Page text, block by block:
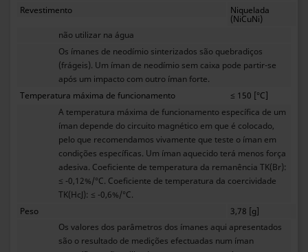
Revestimento
Niquelada
(NiCuNi)
não utilizar na água
Os ímanes de neodímio sinterizados são quebradiços
(frágeis). Um íman de neodímio sem caixa pode partir-se
após um impacto com outro íman forte.
Temperatura máxima de funcionamento
≤ 150 [°C]
A temperatura máxima de funcionamento específica de um
íman depende do circuito magnético em que é colocado,
pelo que recomendamos vivamente que teste o íman em
condições específicas. Um íman aquecido terá menos força
adesiva. Coeficiente de temperatura da remanência TK(Br):
≤ -0,12%/°C. Coeficiente de temperatura da coercividade
TK(HcJ): ≤ -0,6%/°C.
Peso
3,78 [g]
Os valores dos parâmetros dos ímanes aqui apresentados
são o resultado de medições efectuadas num íman